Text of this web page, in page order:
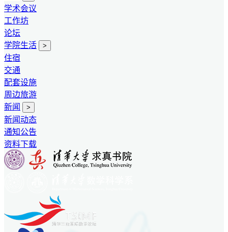
学术会议
工作坊
论坛
学院生活
>
住宿
交通
配套设施
周边旅游
新闻
>
新闻动态
通知公告
资料下载